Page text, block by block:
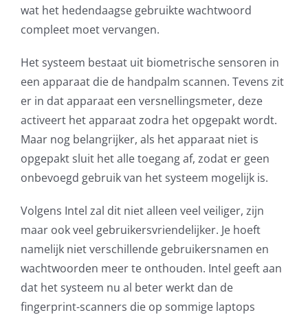
Microsoft NCE
AVG
Office365
Glasvezelverbindingen
Microsoft software licenties
SLA overeenkomsten
Remote Help
WordPress SLA Contract
wat het hedendaagse gebruikte wachtwoord
compleet moet vervangen.
Het systeem bestaat uit biometrische sensoren in
een apparaat die de handpalm scannen. Tevens zit
er in dat apparaat een versnellingsmeter, deze
activeert het apparaat zodra het opgepakt wordt.
Maar nog belangrijker, als het apparaat niet is
opgepakt sluit het alle toegang af, zodat er geen
onbevoegd gebruik van het systeem mogelijk is.
Volgens Intel zal dit niet alleen veel veiliger, zijn
maar ook veel gebruikersvriendelijker. Je hoeft
namelijk niet verschillende gebruikersnamen en
wachtwoorden meer te onthouden. Intel geeft aan
dat het systeem nu al beter werkt dan de
fingerprint-scanners die op sommige laptops